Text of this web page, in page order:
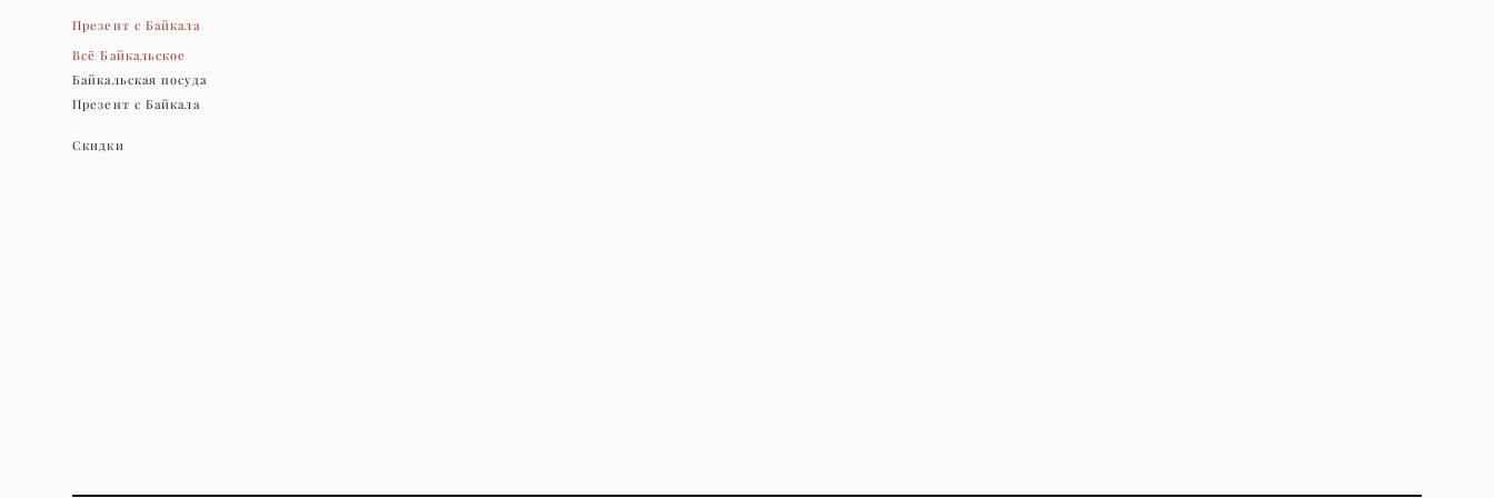
Презент с Байкала
Всё Байкальское
Байкальская посуда
Презент с Байкала
Скидки